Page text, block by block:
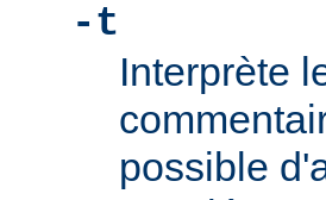
-t
Interprète
possible